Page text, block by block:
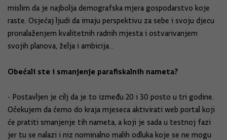
mislim da je najbolja demografska mjera gospodarstvo koje
raste. Osjećaj ljudi da imaju perspektivu za sebe i svoju djecu
pronalaženjem kvalitetnih radnih mjesta i ostvarivanjem
svojih planova, želja i ambicija...
Obećali ste i smanjenje parafiskalnih nameta?
- Postavljen je cilj da je to između 20 i 30 posto u tri godine.
Očekujem da ćemo do kraja mjeseca aktivirati web portal koji
će pratiti smanjenje tih nameta, a koji je sada u testnoj fazi
jer tu se nalazi i niz nominalno malih odluka koje se ne mogu